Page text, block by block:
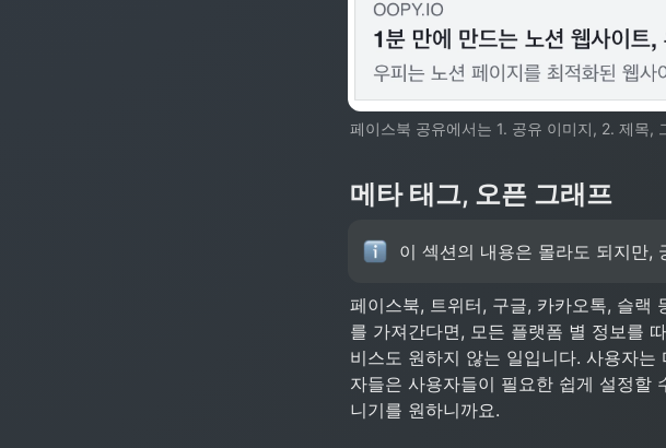
페이스북 공유에서는 1. 공유 이미지, 2. 제목,
메타 태그, 오픈 그래프
이 섹션의 내용은 몰라도 되지만,
페이스북, 트위터, 구글, 카카오톡, 슬랙
를 가져간다면, 모든 플랫폼 별 정보를
비스도 원하지 않는 일입니다. 사용자
자들은 사용자들이 필요한 쉽게 설정할
니기를 원하니까요.